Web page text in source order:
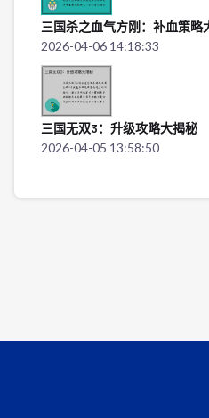
三国杀之血气方刚：补血策略
2026-04-06 14:18:33
三国无双3：升级攻略大揭秘
2026-04-05 13:58:50